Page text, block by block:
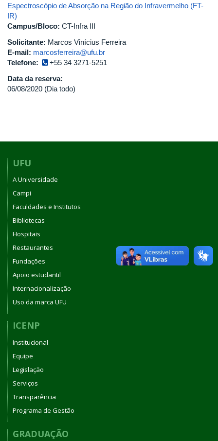
Espectroscópio de Absorção na Região do Infravermelho (FT-
IR)
Campus/Bloco: CT-Infra III
Solicitante: Marcos Vinícius Ferreira
E-mail: marcosferreira@ufu.br
Telefone:
+55 34 3271-5251
Data da reserva:
06/08/2020 (Dia todo)
UFU
A Universidade
Campi
Faculdades e Institutos
Bibliotecas
Hospitais
Restaurantes
Fundações
Apoio estudantil
Internacionalização
Uso da marca UFU
ICENP
Institucional
Equipe
Legislação
Serviços
Transparência
Programa de Gestão
GRADUAÇÃO